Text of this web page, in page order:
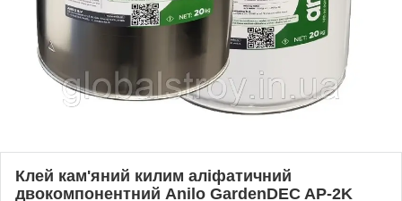
Клей кам'яний килим аліфатичний
двокомпонентний Anilo GardenDEC AP-2K